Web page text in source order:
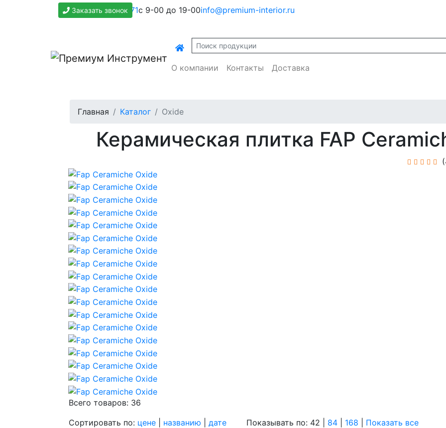
+7(800)500-1271с 9-00 до 19-00info@premium-interior.ru
Заказать звонок
О компании Контакты Доставка
Главная Каталог Oxide
Керамическая плитка FAP
Всего товаров: 36
Сортировать по: цене названию дате Показывать по: 42 | 84 168
Показать все